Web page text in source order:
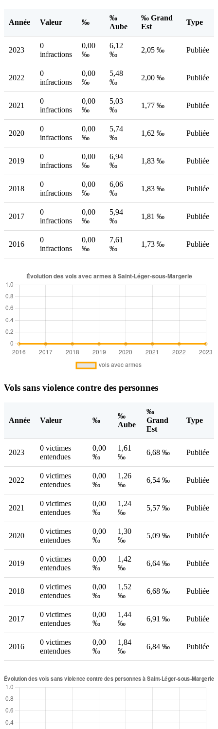
Année Valeur ‰
‰
Aube
‰ Grand
Est
Type
2023
0
infractions
0,00
‰
6,12
‰
2,05 ‰ Publiée
2022
0
infractions
0,00
‰
5,48
‰
2,00 ‰ Publiée
2021
0
infractions
0,00
‰
5,03
‰
1,77 ‰ Publiée
2020
0
infractions
0,00
‰
5,74
‰
1,62 ‰ Publiée
2019
0
infractions
0,00
‰
6,94
‰
1,83 ‰ Publiée
2018
0
infractions
0,00
‰
6,06
‰
1,83 ‰ Publiée
2017
0
infractions
0,00
‰
5,94
‰
1,81 ‰ Publiée
2016
0
infractions
0,00
‰
7,61
‰
1,73 ‰ Publiée
Vols sans violence contre des personnes
Année Valeur ‰
‰
Aube
‰
Grand
Est
Type
2023
0 victimes
entendues
0,00
‰
1,61
‰
6,68 ‰ Publiée
2022
0 victimes
entendues
0,00
‰
1,26
‰
6,54 ‰ Publiée
2021
0 victimes
entendues
0,00
‰
1,24
‰
5,57 ‰ Publiée
2020
0 victimes
entendues
0,00
‰
1,30
‰
5,09 ‰ Publiée
2019
0 victimes
entendues
0,00
‰
1,42
‰
6,64 ‰ Publiée
2018
0 victimes
entendues
0,00
‰
1,52
‰
6,68 ‰ Publiée
2017
0 victimes
entendues
0,00
‰
1,44
‰
6,91 ‰ Publiée
2016
0 victimes
entendues
0,00
‰
1,84
‰
6,84 ‰ Publiée